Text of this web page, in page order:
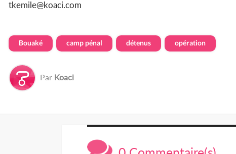
tkemile@koaci.com
Bouaké camp pénal détenus opération
Par Koaci